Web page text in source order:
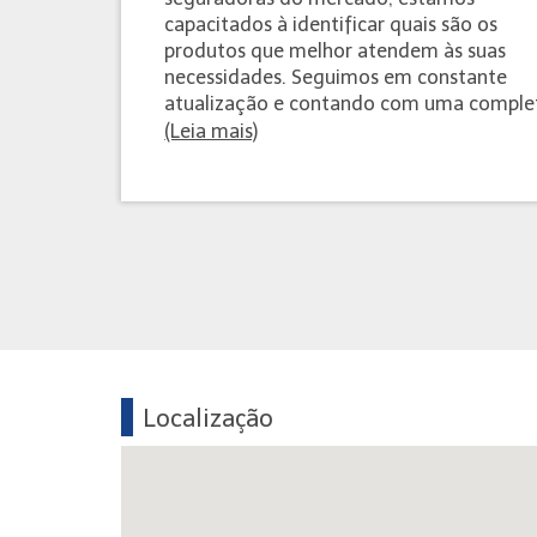
capacitados à identificar quais são os
produtos que melhor atendem às suas
necessidades. Seguimos em constante
atualização e contando com uma
(Leia mais)
Localização